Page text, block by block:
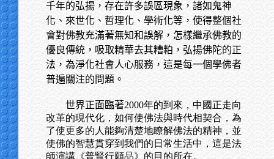
千年的弘揚，存在許多誤區現象，諸如鬼神
化、來世化、哲理化、學術化等，使得整個社
會對佛教充滿著無知和誤解，怎樣繼承佛教的
優良傳統，吸取精華去其糟粕，弘揚佛陀的正
法，為淨化社會人心服務，這是每一個學佛者
普遍關注的問題。
世界正面臨著2000年的到來，中國正走向
改革的現代化，如何使佛法與時代相契合，為
了使更多的人能夠清楚地瞭解佛法的精神，並
使佛的智慧貫穿到我們的日常生活中，這是法
師演講《普賢行願品》的目的所在。